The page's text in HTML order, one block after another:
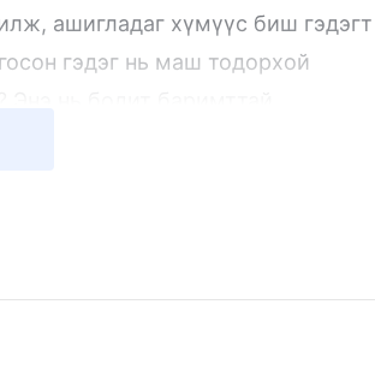
ашигладаг хүмүүс биш гэдэгт
гэдэг нь маш тодорхой
гэрчилж байгаа хэрэг
ирсэн учраас Бурхан Пап
тахилч нар Пап ламыг дагадаг,
чадна гэж ичгүүргүйгээр